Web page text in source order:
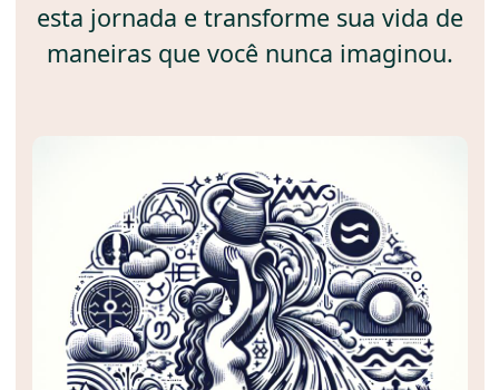
esta jornada e transforme sua vida de
maneiras que você nunca imaginou.